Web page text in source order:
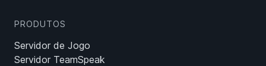
PRODUTOS
Servidor de Jogo
Servidor TeamSpeak